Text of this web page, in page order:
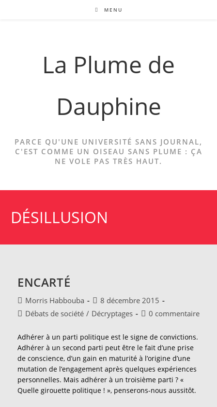
MENU
La Plume de
Dauphine
PARCE QU'UNE UNIVERSITÉ SANS JOURNAL,
C'EST COMME UN OISEAU SANS PLUME : ÇA
NE VOLE PAS TRÈS HAUT.
DÉSILLUSION
ENCARTÉ
Auteur/autrice
de
Morris Habbouba
Publication
publiée :
8 décembre 2015
PostDébats de société / Décryptages
Commentaires
publication :
0 commentaire
Adhérer à un parti politique est le signe de convictions.
Adhérer à un second parti peut être le fait d’une prise
de conscience, d’un gain en maturité à l’origine d’une
mutation de l’engagement après quelques expériences
personnelles. Mais adhérer à un troisième parti ? «
Quelle girouette politique ! », penserons-nous aussitôt.